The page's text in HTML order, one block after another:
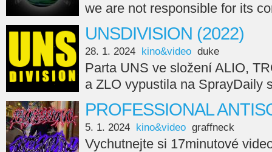
we are not responsible for its
UNSDIVISION (2022)
28. 1. 2024 kino&video duke
Parta UNS ve složení ALIO,
a ZLO vypustila na SprayDaily
PROFESSIONAL
5. 1. 2024 kino&video graffneck
Vychutnejte si 17minutové